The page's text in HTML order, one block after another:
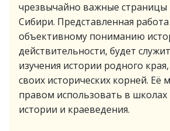
чрезвычайно важные страницы
Сибири. Представленная
объективному пониманию
действительности, будет
изучения истории родного
своих исторических корней.
правом использовать в школах
истории и краеведения.